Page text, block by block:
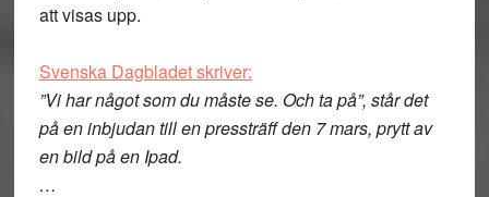
att visas upp.
Svenska Dagbladet skriver:
”Vi har något som du måste se. Och ta på”, står det
på en inbjudan till en pressträff den 7 mars, prytt av
en bild på en Ipad.
…